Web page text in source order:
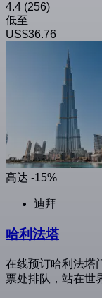
4.4 (256)
低至
US$36.76
高达 -15%
迪拜
哈利法塔
在线预订哈利法塔
票处排队，站在世